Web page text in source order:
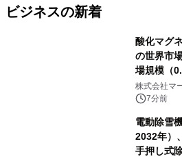
ビジネスの新着
酸化マグ
の世界市
場規模（
mm、その
株式会社マ
7分前
電動除雪
2032年）
手押し式